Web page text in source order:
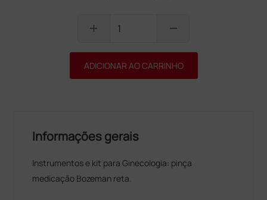
add remove
ADICIONAR AO CARRINHO
Informações gerais
Instrumentos e kit para Ginecologia: pinça
medicação Bozeman reta.